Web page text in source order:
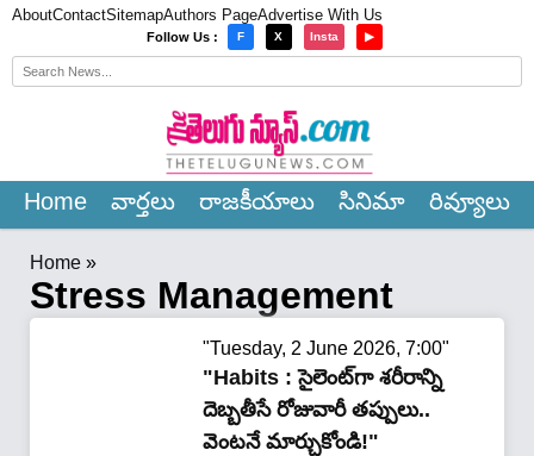
AboutContactSitemapAuthors PageAdvertise With Us
Follow Us : F X Insta ▶
Home వార్త‌లు రాజ‌కీయాలు సినిమా రివ్యూలు
Home »
Stress Management
"Tuesday, 2 June 2026, 7:00"
"Habits : సైలెంట్‌గా శరీరాన్ని
దెబ్బతీసే రోజువారీ తప్పులు..
వెంటనే మార్చుకోండి!"